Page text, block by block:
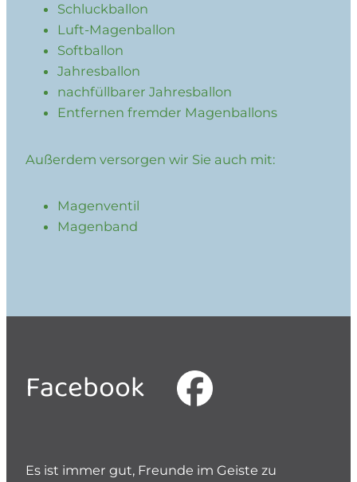
Schluckballon
Luft-Magenballon
Softballon
Jahresballon
nachfüllbarer Jahresballon
Entfernen fremder Magenballons
Außerdem versorgen wir Sie auch mit:
Magenventil
Magenband
Facebook
Es ist immer gut, Freunde im Geiste zu